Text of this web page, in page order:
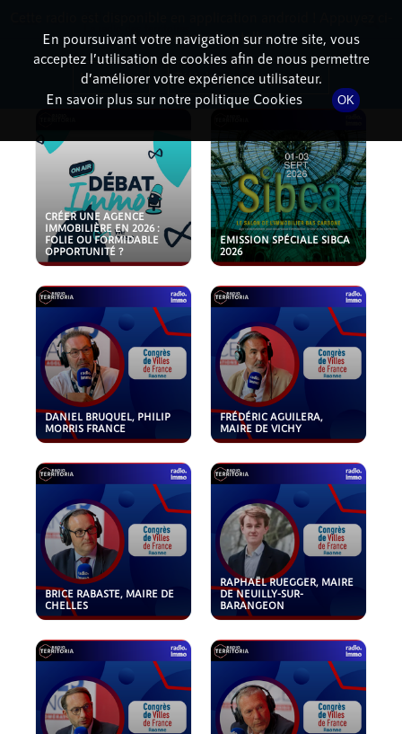
PODCASTS
CRÉER UNE AGENCE
IMMOBILIÈRE EN 2026 :
FOLIE OU FORMIDABLE
OPPORTUNITÉ ?
EMISSION SPÉCIALE SIBCA
2026
DANIEL BRUQUEL, PHILIP
MORRIS FRANCE
FRÉDÉRIC AGUILERA,
MAIRE DE VICHY
BRICE RABASTE, MAIRE DE
CHELLES
RAPHAËL RUEGGER, MAIRE
DE NEUILLY-SUR-
BARANGEON
En poursuivant votre navigation sur notre site, vous
acceptez l’utilisation de cookies afin de nous permettre
d’améliorer votre expérience utilisateur.
En savoir plus sur notre politique Cookies
OK
dessous pour l'installer.
Non merci Télécharger l'application